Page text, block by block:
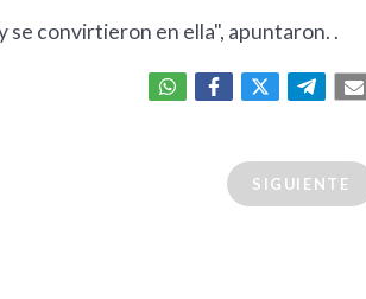
se convirtieron en ella", apuntaron. .
SIGUIENTE